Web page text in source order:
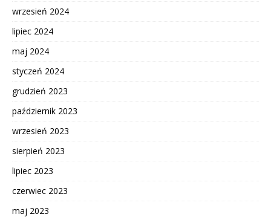
wrzesień 2024
lipiec 2024
maj 2024
styczeń 2024
grudzień 2023
październik 2023
wrzesień 2023
sierpień 2023
lipiec 2023
czerwiec 2023
maj 2023